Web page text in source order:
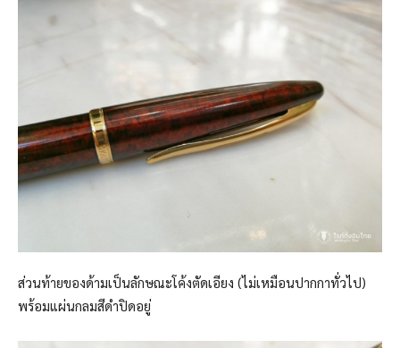
ส่วนท้ายของด้ามเป็นลักษณะโค้งตัดเอียง (ไม่เหมือนปากกาทั่วไป)
พร้อมแผ่นกลมสีดำปิดอยู่